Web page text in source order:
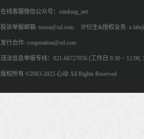
在线客服微信公众号：xindong_net
投诉举报邮箱: tousu@xd.com IP衍生&授权业务:
发行合作: cooperation@xd.com
违法信息举报专线：021-60727056 (工作日 9:30 ~ 12:00,
版权所有 ©2003-2025 心动 All Rights Reserved